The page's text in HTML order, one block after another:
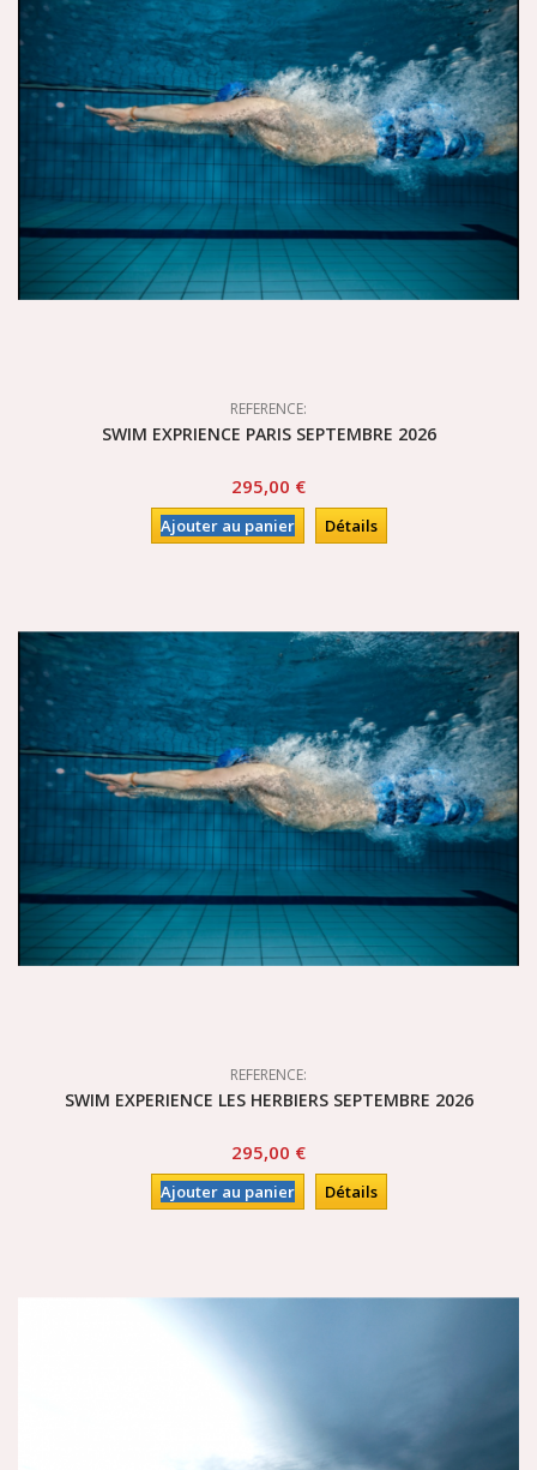
REFERENCE:
SWIM EXPRIENCE PARIS SEPTEMBRE 2026
295,00 €
Ajouter au panier Détails
REFERENCE:
SWIM EXPERIENCE LES HERBIERS SEPTEMBRE 2026
295,00 €
Ajouter au panier Détails